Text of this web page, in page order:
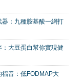
器：九種胺基酸一網打
：大豆蛋白幫你實現健
福音：低FODMAP大